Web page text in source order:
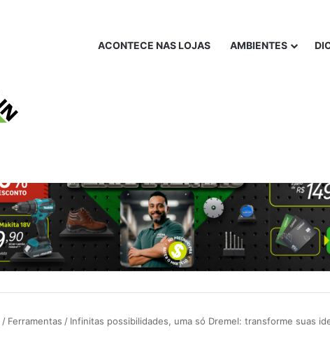
ACONTECE NAS LOJAS AMBIENTES
/ Ferramentas / Infinitas possibilidades, uma só Dremel: transforme suas